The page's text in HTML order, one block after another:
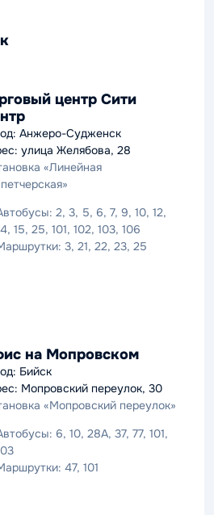
центр Сити
Анжеро-Судженск
улица Желябова, 28
«Линейная
2, 3, 5, 6, 7, 9, 10, 12,
15, 25, 101, 102, 103, 106
3, 21, 22, 23, 25
на Мопровском
Бийск
Мопровский переулок, 30
«Мопровский переулок»
6, 10, 28А, 37, 77, 101,
47, 101